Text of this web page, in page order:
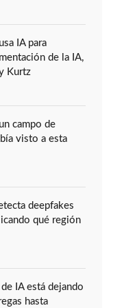
IA para
de la IA,
Kurtz
campo de
visto a esta
deepfakes
qué región
IA está dejando
hasta